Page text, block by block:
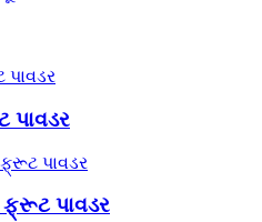
પાવડર
પાવડર